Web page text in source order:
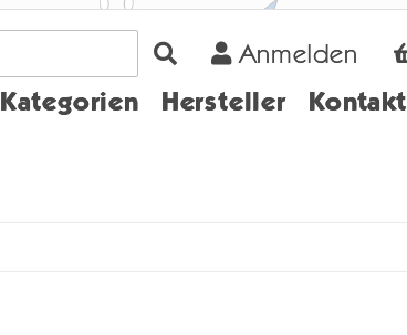
Kategorien Hersteller Kontakt
Anmelden